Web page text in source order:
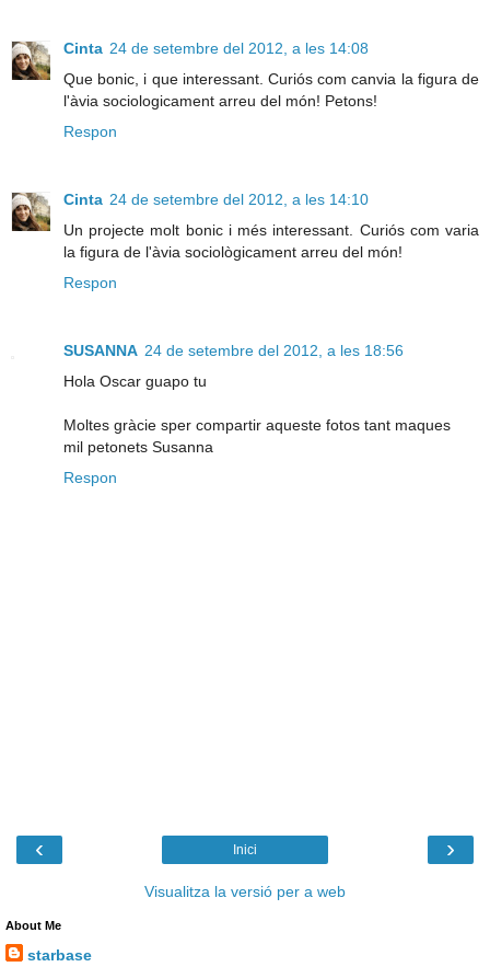
Cinta 24 de setembre del 2012, a les 14:08
Que bonic, i que interessant. Curiós com canvia la figura de
l'àvia sociologicament arreu del món! Petons!
Respon
Cinta 24 de setembre del 2012, a les 14:10
Un projecte molt bonic i més interessant. Curiós com varia
la figura de l'àvia sociològicament arreu del món!
Respon
SUSANNA 24 de setembre del 2012, a les 18:56
Hola Oscar guapo tu
Moltes gràcie sper compartir aqueste fotos tant maques
mil petonets Susanna
Respon
‹ ›
Inici
Visualitza la versió per a web
About Me
starbase